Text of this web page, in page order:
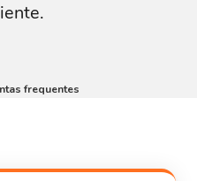
frequentes